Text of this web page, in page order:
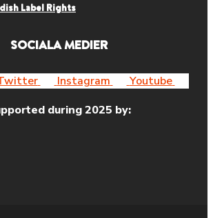
Label Rights
SOCIALA MEDIER
Instagram
Youtube
during 2025 by: